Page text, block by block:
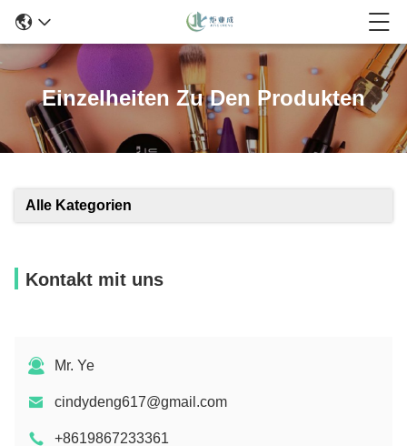
Einzelheiten Zu Den Produkten
Alle Kategorien
Kontakt mit uns
Mr. Ye
cindydeng617@gmail.com
+8619867233361